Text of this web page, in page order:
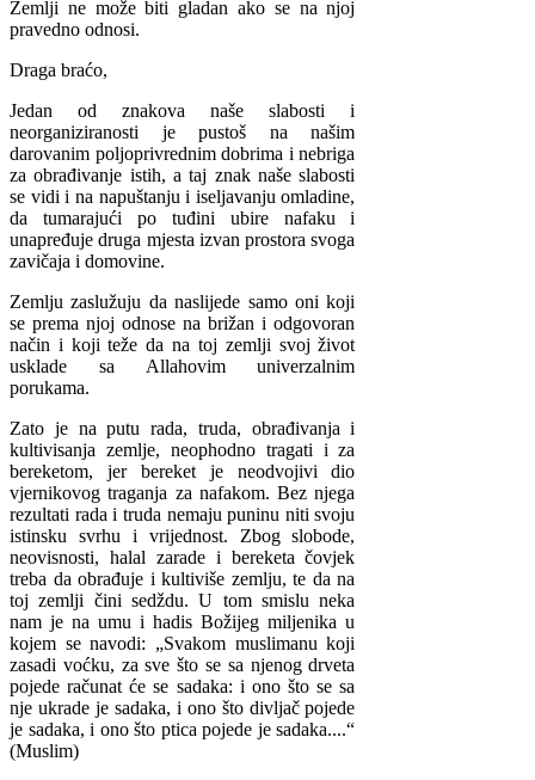
Zemlji ne može biti gladan ako se na njoj
pravedno odnosi.
Draga braćo,
Jedan od znakova naše slabosti i
neorganiziranosti je pustoš na našim
darovanim poljoprivrednim dobrima i nebriga
za obrađivanje istih, a taj znak naše slabosti
se vidi i na napuštanju i iseljavanju omladine,
da tumarajući po tuđini ubire nafaku i
unapređuje druga mjesta izvan prostora svoga
zavičaja i domovine.
Zemlju zaslužuju da naslijede samo oni koji
se prema njoj odnose na brižan i odgovoran
način i koji teže da na toj zemlji svoj život
usklade sa Allahovim univerzalnim
porukama.
Zato je na putu rada, truda, obrađivanja i
kultivisanja zemlje, neophodno tragati i za
bereketom, jer bereket je neodvojivi dio
vjernikovog traganja za nafakom. Bez njega
rezultati rada i truda nemaju puninu niti svoju
istinsku svrhu i vrijednost. Zbog slobode,
neovisnosti, halal zarade i bereketa čovjek
treba da obrađuje i kultiviše zemlju, te da na
toj zemlji čini sedždu. U tom smislu neka
nam je na umu i hadis Božijeg miljenika u
kojem se navodi: „Svakom muslimanu koji
zasadi voćku, za sve što se sa njenog drveta
pojede računat će se sadaka: i ono što se sa
nje ukrade je sadaka, i ono što divljač pojede
je sadaka, i ono što ptica pojede je sadaka....“
(Muslim)